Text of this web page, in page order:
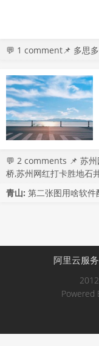
💬 1 comment📌 多思
💬 2 comments 📌 苏
桥,苏州网红打卡胜地石
青山: 第二张图用啥软件
阿里云服
Powered